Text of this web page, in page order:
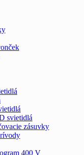
svietidlá
zásuvky
400 V